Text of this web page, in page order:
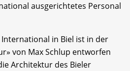
ausgerichtetes Personal
International in Biel ist in der
von Max Schlup entworfen
Architektur des Bieler